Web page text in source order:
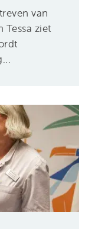
van
Tessa ziet